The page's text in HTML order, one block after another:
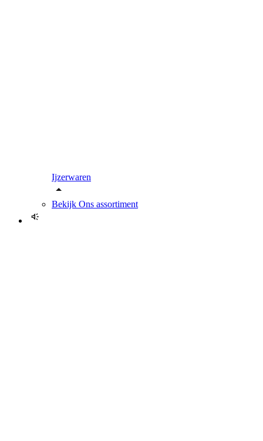
Ijzerwaren
Bekijk Ons assortiment